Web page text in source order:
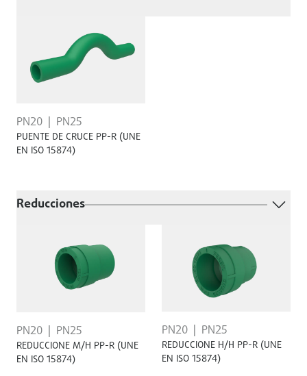
PN20 PN25
PUENTE DE CRUCE PP-R (UNE
EN ISO 15874)
Reducciones
PN20 PN25
REDUCCIONE M/H PP-R (UNE
EN ISO 15874)
PN20 PN25
REDUCCIONE H/H PP-R (UNE
EN ISO 15874)